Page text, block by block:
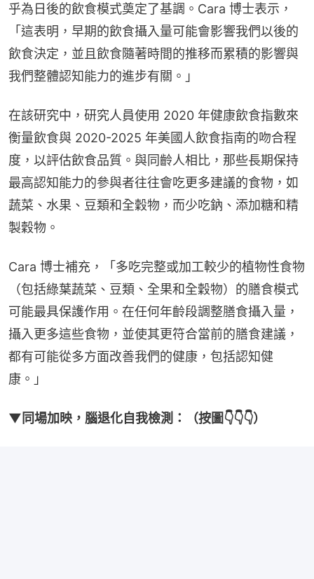
乎為日後的飲食模式奠定了基調。Cara 博士表示，
「這表明，早期的飲食攝入量可能會影響我們以後的
飲食決定，並且飲食隨著時間的推移而累積的影響與
我們整體認知能力的進步有關。」
在該研究中，研究人員使用 2020 年健康飲食指數來
衡量飲食與 2020-2025 年美國人飲食指南的吻合程
度，以評估飲食品質。與同齡人相比，那些長期保持
最高認知能力的參與者往往會吃更多建議的食物，如
蔬菜、水果、豆類和全穀物，而少吃鈉、添加糖和精
製穀物。
Cara 博士補充，「多吃完整或加工較少的植物性食物
（包括綠葉蔬菜、豆類、全果和全穀物）的膳食模式
可能最具保護作用。在任何年齡段調整膳食攝入量，
攝入更多這些食物，並使其更符合當前的膳食建議，
都有可能從多方面改善我們的健康，包括認知健
康。」
▼同場加映，腦退化自我檢測：（按圖👇👇👇）